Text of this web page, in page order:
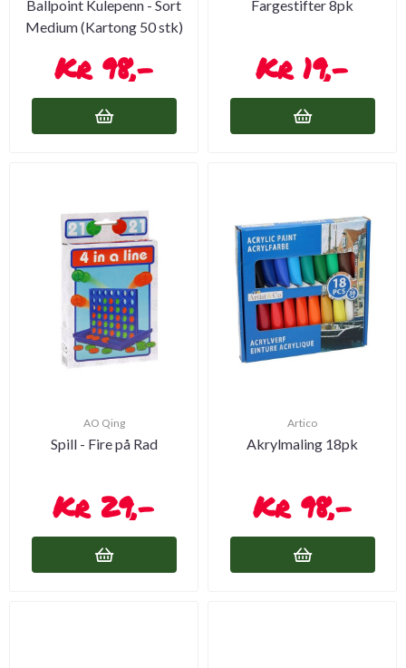
Ballpoint Kulepenn - Sort
Medium (Kartong 50 stk)
98,-
Fargestifter 8pk
19,-
AO Qing
Spill - Fire på Rad
29,-
Artico
Akrylmaling 18pk
98,-